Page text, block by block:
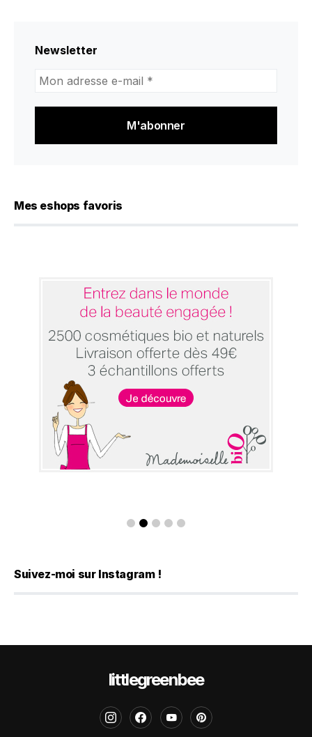
Newsletter
adresse
mail
Mes eshops favoris
Suivez-moi sur Instagram !
littlegreenbee